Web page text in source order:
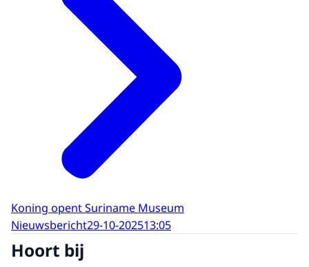
Koning opent Suriname Museum
Nieuwsbericht29-10-202513:05
Hoort bij